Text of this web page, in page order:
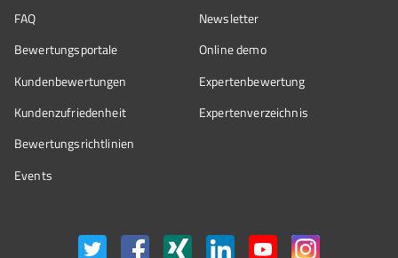
FAQ
Bewertungsportale
Kundenbewertungen
Kundenzufriedenheit
Bewertungs­richtlinien
Events
Newsletter
Online demo
Expertenbewertung
Expertenverzeichnis